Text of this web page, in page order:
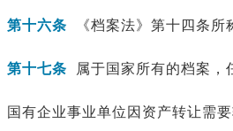
第十六条 《档案法》第十四条所
第十七条 属于国家所有的档案，
国有企业事业单位因资产转让需